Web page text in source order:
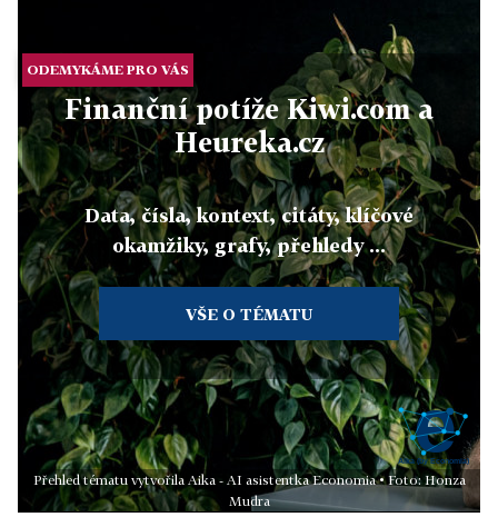
ODEMYKÁME PRO VÁS
Finanční potíže Kiwi.com a
Heureka.cz
Data, čísla, kontext, citáty, klíčové
okamžiky, grafy, přehledy ...
VŠE O TÉMATU
Přehled tématu vytvořila Aika - AI asistentka Economia • Foto: Honza
Mudra